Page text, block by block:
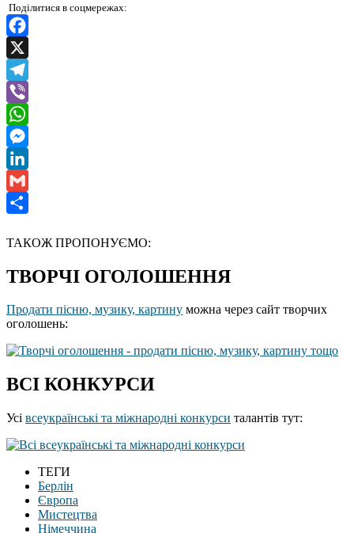
Поділитися в соцмережах:
Facebook
X
Telegram
Viber
WhatsApp
Messenger
LinkedIn
Gmail
ТАКОЖ ПРОПОНУЄМО:
ТВОРЧІ ОГОЛОШЕННЯ
Продати пісню, музику, картину можна через сайт творчих
оголошень:
ВСІ КОНКУРСИ
Усі всеукраїнські та міжнародні конкурси талантів тут:
ТЕГИ
Берлін
Європа
Мистецтва
Німеччина